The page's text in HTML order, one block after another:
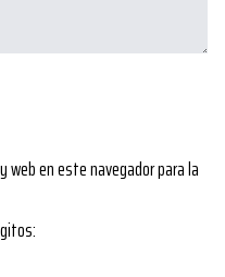
web en este navegador para la